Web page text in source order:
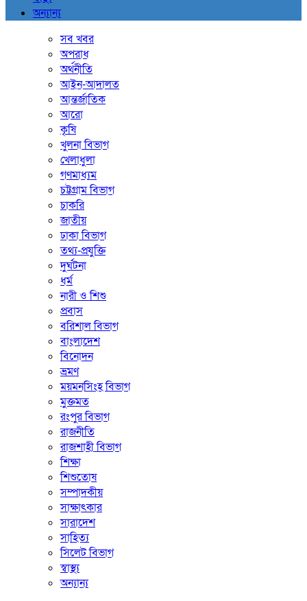
অন্যান্য
সব খবর
অপরাধ
অর্থনীতি
আইন-আদালত
আন্তর্জাতিক
আরো
কৃষি
খুলনা বিভাগ
খেলাধুলা
গণমাধ্যম
চট্টগ্রাম বিভাগ
চাকরি
জাতীয়
ঢাকা বিভাগ
তথ্য-প্রযুক্তি
দুর্ঘটনা
ধর্ম
নারী ও শিশু
প্রবাস
বরিশাল বিভাগ
বাংলাদেশ
বিনোদন
ভ্রমণ
ময়মনসিংহ বিভাগ
মুক্তমত
রংপুর বিভাগ
রাজনীতি
রাজশাহী বিভাগ
শিক্ষা
শিশুতোষ
সম্পাদকীয়
সাক্ষাৎকার
সারাদেশ
সাহিত্য
সিলেট বিভাগ
স্বাস্থ্য
অন্যান্য